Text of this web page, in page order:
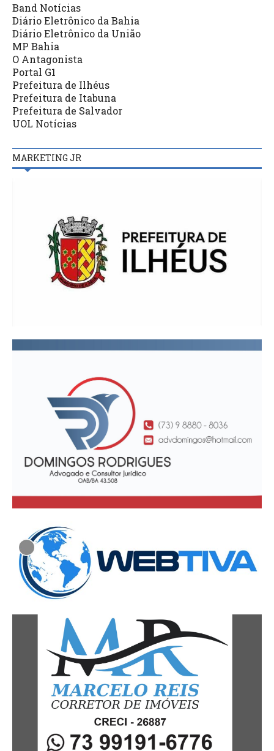
Band Notícias
Diário Eletrônico da Bahia
Diário Eletrônico da União
MP Bahia
O Antagonista
Portal G1
Prefeitura de Ilhéus
Prefeitura de Itabuna
Prefeitura de Salvador
UOL Notícias
MARKETING JR